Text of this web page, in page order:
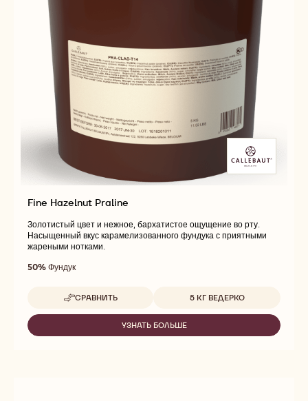
Fine Hazelnut Praline
Золотистый цвет и нежное, бархатистое ощущение во рту.
Насыщенный вкус карамелизованного фундука с приятными
жареными нотками.
50% Фундук
СРАВНИТЬ
-
FINE
HAZELNUT
PRALINE
Доступные размеры
5 КГ ВЕДЕРКО
УЗНАТЬ БОЛЬШЕ
-